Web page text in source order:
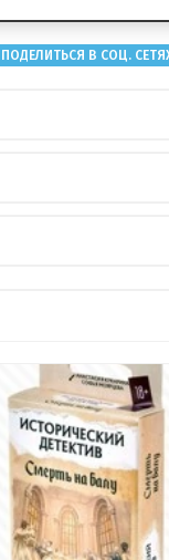
ПОДЕЛИТЬСЯ В СОЦ.